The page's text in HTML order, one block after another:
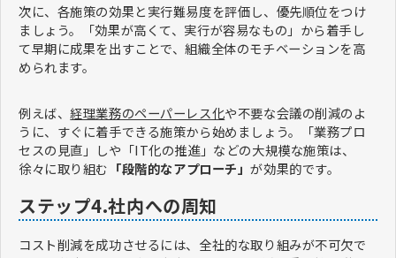
次に、各施策の効果と実行難易度を評価し、優先順位をつけ
ましょう。「効果が高くて、実行が容易なもの」から着手し
て早期に成果を出すことで、組織全体のモチベーションを高
められます。
例えば、経理業務のペーパーレス化や不要な会議の削減のよ
うに、すぐに着手できる施策から始めましょう。「業務プロ
セスの見直」しや「IT化の推進」などの大規模な施策は、
徐々に取り組む 「段階的なアプローチ」が効果的です。
ステップ4.社内への周知
コスト削減を成功させるには、全社的な取り組みが不可欠で